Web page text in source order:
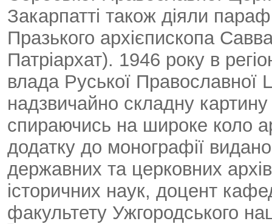
Закарпатті також діяли
Празького архієпископа
Патріархат). 1946 року в
влада Руської Православної
надзвичайно складну
спираючись на широке коло
додатку до монографії
державних та церковних
історичних наук, доцент
факультету Ужгородського